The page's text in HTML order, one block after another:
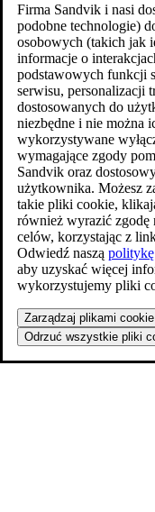
Firma Sandvik i nasi
podobne technologie)
osobowych (takich jak
informacje o
podstawowych funkcji
serwisu, personalizacji
dostosowanych do
niezbędne i nie można
wykorzystywane
wymagające zgody
Sandvik oraz
użytkownika. Możesz
takie pliki cookie,
również wyrazić zgodę
celów, korzystając z
Odwiedź naszą
aby uzyskać więcej
wykorzystujemy pliki
Zarządzaj plikami cookie
Odrzuć wszystkie pliki